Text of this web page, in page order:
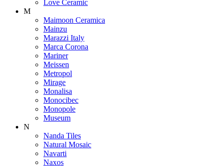
Love Ceramic
M
Maimoon Ceramica
Mainzu
Marazzi Italy
Marca Corona
Mariner
Meissen
Metropol
Mirage
Monalisa
Monocibec
Monopole
Museum
N
Nanda Tiles
Natural Mosaic
Navarti
Naxos